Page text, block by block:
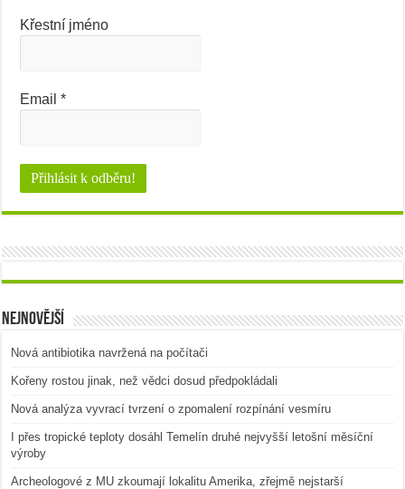
Křestní jméno
Email*
Nejnovější
Nová antibiotika navržená na počítači
Kořeny rostou jinak, než vědci dosud předpokládali
Nová analýza vyvrací tvrzení o zpomalení rozpínání vesmíru
I přes tropické teploty dosáhl Temelín druhé nejvyšší letošní měsíční
výroby
Archeologové z MU zkoumají lokalitu Amerika, zřejmě nejstarší